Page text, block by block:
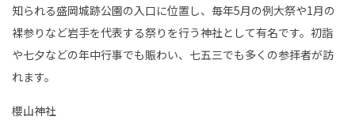
知られる盛岡城跡公園の入口に位置し、毎年5月の例大祭や1月の
裸参りなど岩手を代表する祭りを行う神社として有名です。初詣
や七夕などの年中行事でも賑わい、七五三でも多くの参拝者が訪
れます。
櫻山神社